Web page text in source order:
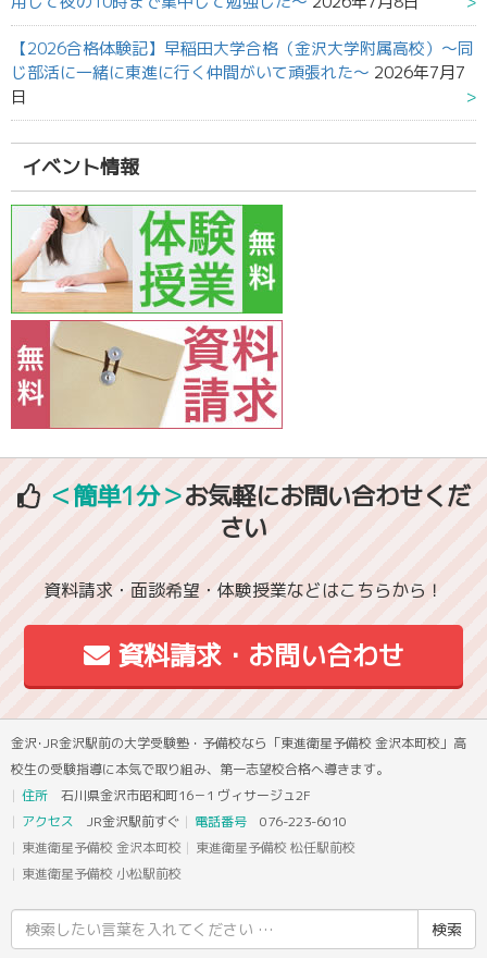
【2026合格体験記】早稲田大学合格（金沢大学附属高校）～同
じ部活に一緒に東進に行く仲間がいて頑張れた～ 2026年7月7
日
イベント情報
＜簡単1分＞お気軽にお問い合わせくだ
さい
資料請求・面談希望・体験授業などはこちらから！
資料請求・お問い合わせ
金沢･JR金沢駅前の大学受験塾・予備校なら「東進衛星予備校 金沢本町校」高
校生の受験指導に本気で取り組み、第一志望校合格へ導きます。
住所 石川県金沢市昭和町16－1 ヴィサージュ2F
アクセス JR金沢駅前すぐ 電話番号 076-223-6010
東進衛星予備校 金沢本町校
東進衛星予備校 松任駅前校
東進衛星予備校 小松駅前校
索